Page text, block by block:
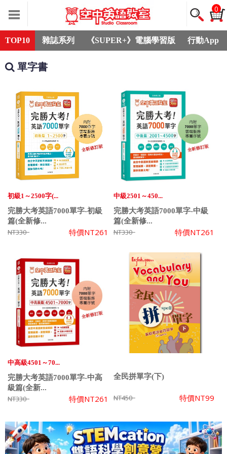
0
TOP10 雜誌系列 《SUPER+》電腦學習版 行動App
單字書
初級1～2500字(...
完勝大考英語7000單字-初級
篇(全新修...
NT330 特價NT261
中級2501～450...
完勝大考英語7000單字-中級
篇(全新修...
NT330 特價NT261
中高級4501～70...
完勝大考英語7000單字-中高
級篇(全新...
NT330 特價NT261
全民拼單字(下)
NT450 特價NT99